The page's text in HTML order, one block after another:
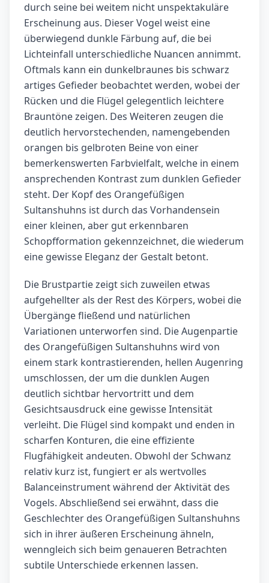
durch seine bei weitem nicht unspektakuläre
Erscheinung aus. Dieser Vogel weist eine
überwiegend dunkle Färbung auf, die bei
Lichteinfall unterschiedliche Nuancen annimmt.
Oftmals kann ein dunkelbraunes bis schwarz
artiges Gefieder beobachtet werden, wobei der
Rücken und die Flügel gelegentlich leichtere
Brauntöne zeigen. Des Weiteren zeugen die
deutlich hervorstechenden, namengebenden
orangen bis gelbroten Beine von einer
bemerkenswerten Farbvielfalt, welche in einem
ansprechenden Kontrast zum dunklen Gefieder
steht. Der Kopf des Orangefüßigen
Sultanshuhns ist durch das Vorhandensein
einer kleinen, aber gut erkennbaren
Schopfformation gekennzeichnet, die wiederum
eine gewisse Eleganz der Gestalt betont.
Die Brustpartie zeigt sich zuweilen etwas
aufgehellter als der Rest des Körpers, wobei die
Übergänge fließend und natürlichen
Variationen unterworfen sind. Die Augenpartie
des Orangefüßigen Sultanshuhns wird von
einem stark kontrastierenden, hellen Augenring
umschlossen, der um die dunklen Augen
deutlich sichtbar hervortritt und dem
Gesichtsausdruck eine gewisse Intensität
verleiht. Die Flügel sind kompakt und enden in
scharfen Konturen, die eine effiziente
Flugfähigkeit andeuten. Obwohl der Schwanz
relativ kurz ist, fungiert er als wertvolles
Balanceinstrument während der Aktivität des
Vogels. Abschließend sei erwähnt, dass die
Geschlechter des Orangefüßigen Sultanshuhns
sich in ihrer äußeren Erscheinung ähneln,
wenngleich sich beim genaueren Betrachten
subtile Unterschiede erkennen lassen.